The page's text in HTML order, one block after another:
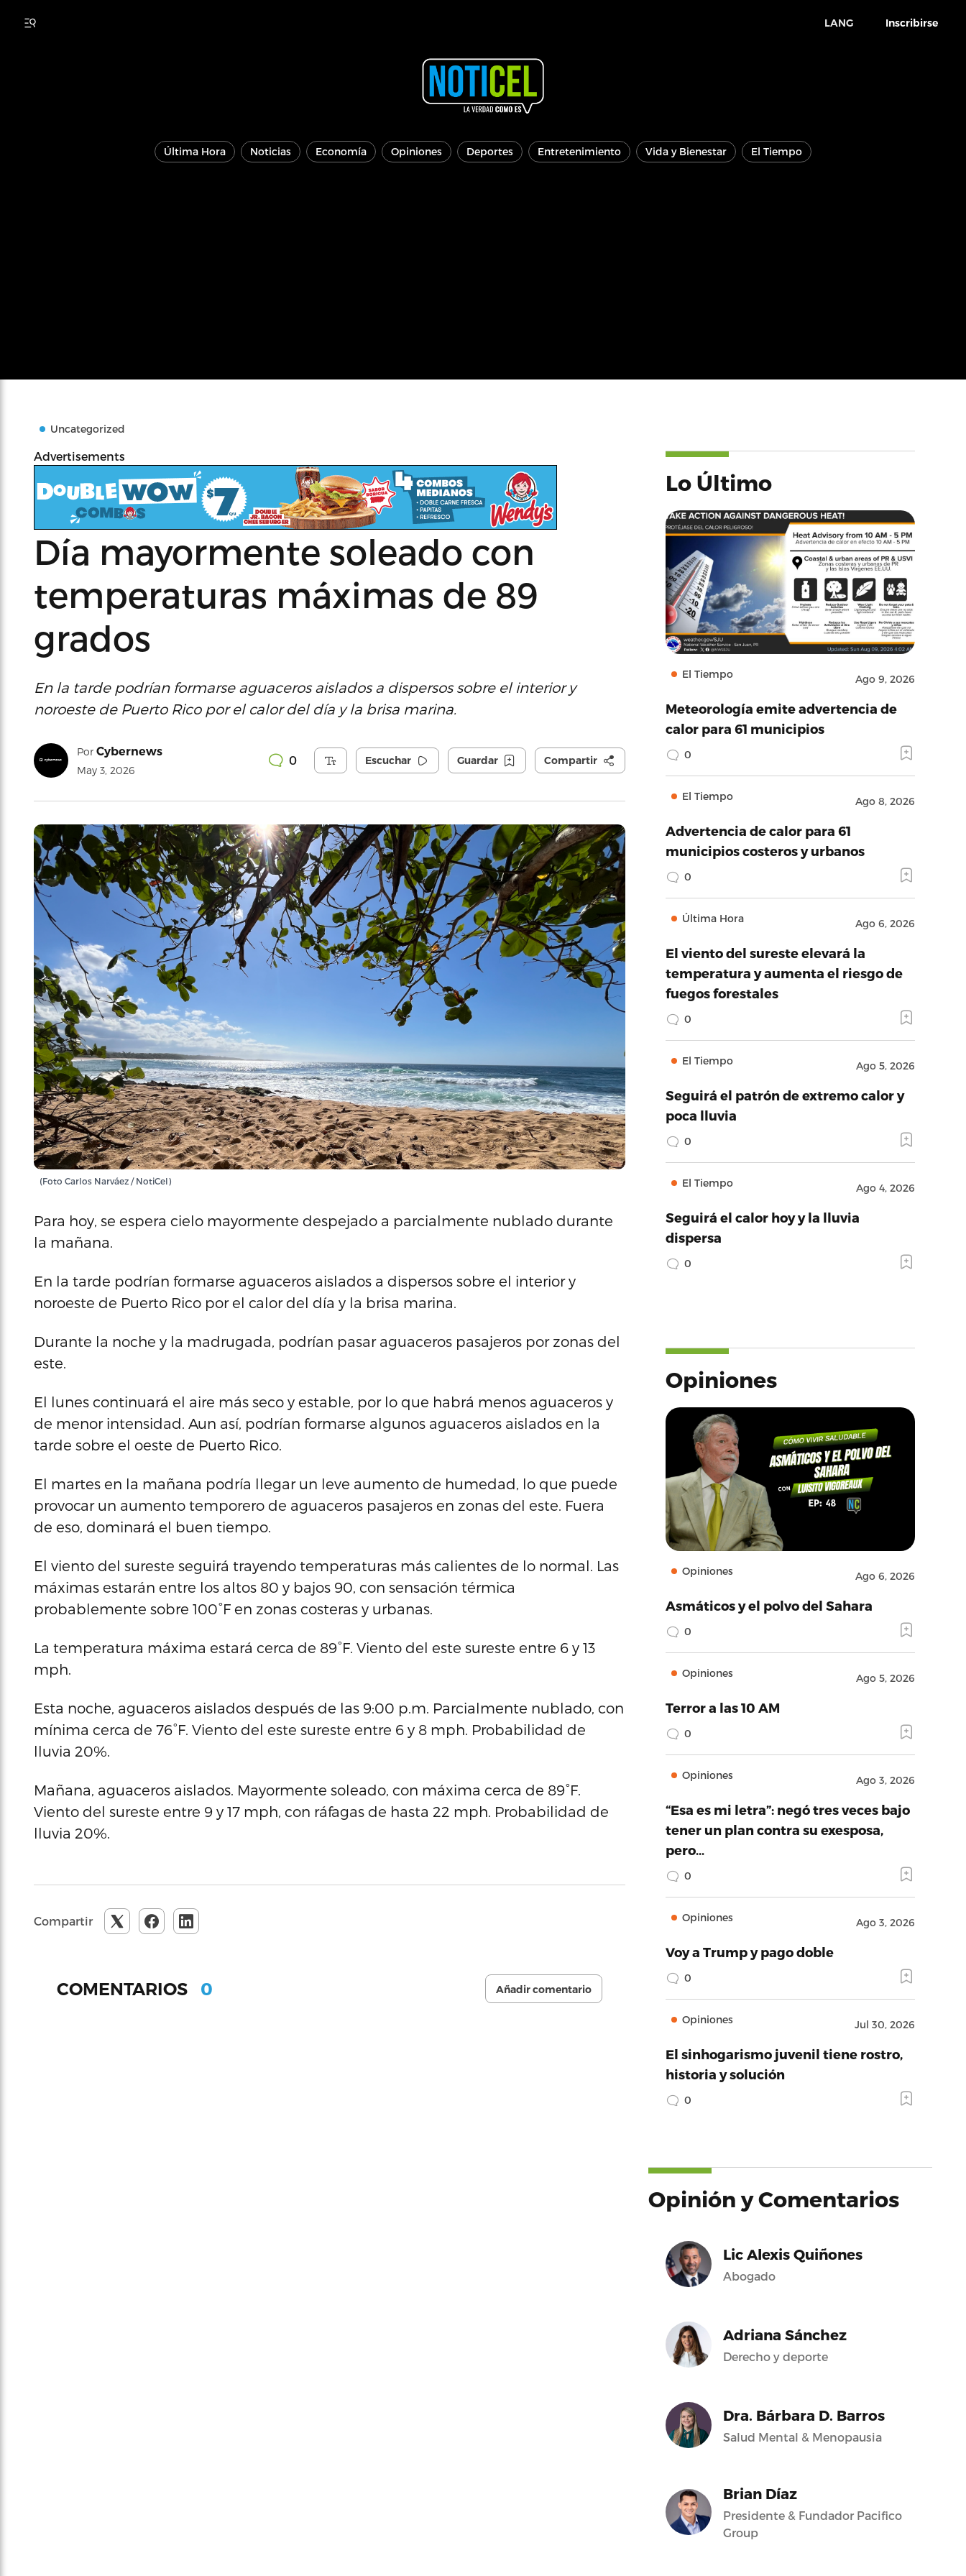
LANG Inscribirse
Última Hora Noticias Economía Opiniones Deportes Entretenimiento Vida y Bienestar El Tiempo
Uncategorized
Advertisements
Día mayormente soleado con
temperaturas máximas de 89
grados
En la tarde podrían formarse aguaceros aislados a dispersos sobre el interior y
noroeste de Puerto Rico por el calor del día y la brisa marina.
Por Cybernews
May 3, 2026
0 Escuchar Guardar Compartir
(Foto Carlos Narváez / NotiCel)
Para hoy, se espera cielo mayormente despejado a parcialmente nublado durante
la mañana.
En la tarde podrían formarse aguaceros aislados a dispersos sobre el interior y
noroeste de Puerto Rico por el calor del día y la brisa marina.
Durante la noche y la madrugada, podrían pasar aguaceros pasajeros por zonas del
este.
El lunes continuará el aire más seco y estable, por lo que habrá menos aguaceros y
de menor intensidad. Aun así, podrían formarse algunos aguaceros aislados en la
tarde sobre el oeste de Puerto Rico.
El martes en la mañana podría llegar un leve aumento de humedad, lo que puede
provocar un aumento temporero de aguaceros pasajeros en zonas del este. Fuera
de eso, dominará el buen tiempo.
El viento del sureste seguirá trayendo temperaturas más calientes de lo normal. Las
máximas estarán entre los altos 80 y bajos 90, con sensación térmica
probablemente sobre 100°F en zonas costeras y urbanas.
La temperatura máxima estará cerca de 89°F. Viento del este sureste entre 6 y 13
mph.
Esta noche, aguaceros aislados después de las 9:00 p.m. Parcialmente nublado, con
mínima cerca de 76°F. Viento del este sureste entre 6 y 8 mph. Probabilidad de
lluvia 20%.
Mañana, aguaceros aislados. Mayormente soleado, con máxima cerca de 89°F.
Viento del sureste entre 9 y 17 mph, con ráfagas de hasta 22 mph. Probabilidad de
lluvia 20%.
Compartir
COMENTARIOS 0 Añadir comentario
Lo Último
El Tiempo Ago 9, 2026
Meteorología emite advertencia de
calor para 61 municipios
0
El Tiempo Ago 8, 2026
Advertencia de calor para 61
municipios costeros y urbanos
0
Última Hora Ago 6, 2026
El viento del sureste elevará la
temperatura y aumenta el riesgo de
fuegos forestales
0
El Tiempo Ago 5, 2026
Seguirá el patrón de extremo calor y
poca lluvia
0
El Tiempo Ago 4, 2026
Seguirá el calor hoy y la lluvia
dispersa
0
Opiniones
Opiniones Ago 6, 2026
Asmáticos y el polvo del Sahara
0
Opiniones Ago 5, 2026
Terror a las 10 AM
0
Opiniones Ago 3, 2026
“Esa es mi letra”: negó tres veces bajo
tener un plan contra su exesposa,
pero…
0
Opiniones Ago 3, 2026
Voy a Trump y pago doble
0
Opiniones Jul 30, 2026
El sinhogarismo juvenil tiene rostro,
historia y solución
0
Opinión y Comentarios
Lic Alexis Quiñones
Abogado
Adriana Sánchez
Derecho y deporte
Dra. Bárbara D. Barros
Salud Mental & Menopausia
Brian Díaz
Presidente & Fundador Pacifico
Group